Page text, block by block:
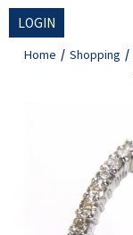
LOGIN
Home Shopping